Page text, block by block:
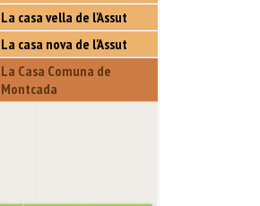
La casa vella de l'Assut
La casa nova de l'Assut
La Casa Comuna de
Montcada